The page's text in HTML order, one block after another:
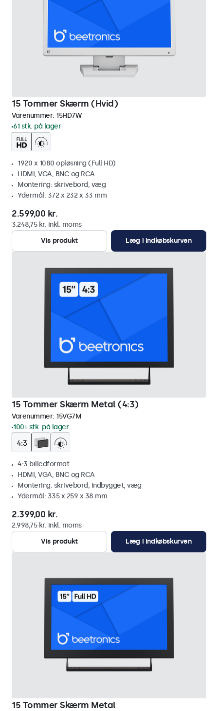
15 Tommer Skærm (Hvid)
Varenummer: 15HD7W
61 stk. på lager
1920 x 1080 opløsning (Full HD)
HDMI, VGA, BNC og RCA
Montering: skrivebord, væg
Ydermål: 372 x 232 x 33 mm
2.599,00 kr.
3.248,75 kr. inkl. moms
Vis produkt
Læg i indkøbskurven
15 Tommer Skærm Metal (4:3)
Varenummer: 15VG7M
100+ stk. på lager
4:3 billedformat
HDMI, VGA, BNC og RCA
Montering: skrivebord, indbygget, væg
Ydermål: 335 x 259 x 38 mm
2.399,00 kr.
2.998,75 kr. inkl. moms
Vis produkt
Læg i indkøbskurven
15 Tommer Skærm Metal